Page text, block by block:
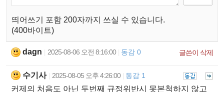
띄어쓰기 포함 200자까지 쓰실 수 있습니다.
(400바이트)
dagn 2025-08-06 오전 8:16:00 동감 0 글쓴이 삭제
수기사 2025-08-05 오후 4:26:00 동감 1
커제의 처음도 아닌 두번째 규정위반시 못본척하지 않고